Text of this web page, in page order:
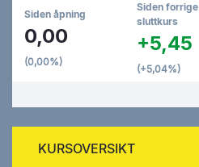
Siden åpning
0,00
(0,00%)
Siden forrige
sluttkurs
+5,45
(+5,04%)
KURSOVERSIKT